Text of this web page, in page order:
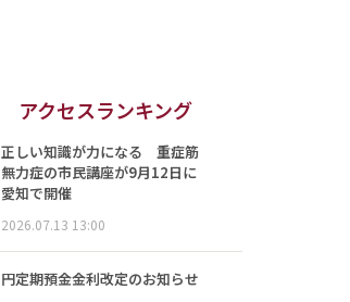
アクセスランキング
正しい知識が力になる 重症筋
無力症の市民講座が9月12日に
愛知で開催
2026.07.13 13:00
円定期預金金利改定のお知らせ